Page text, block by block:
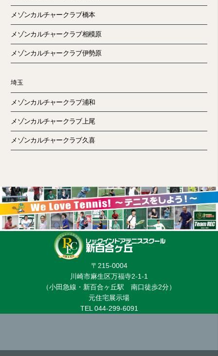
メゾンカルチャークラブ橋本
メゾンカルチャークラブ相模原
メゾンカルチャークラブ伊勢原
埼玉
メゾンカルチャークラブ浦和
メゾンカルチャークラブ上尾
メゾンカルチャークラブ久喜
〒215-0004
川崎市麻生区万福寺2-1-1
（小田急線・新百合ヶ丘駅 南口徒歩2分）
元住宅展示場
TEL 044-299-6091